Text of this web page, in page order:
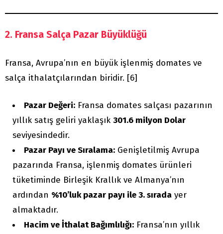
2. Fransa Salça Pazar Büyüklüğü
Fransa, Avrupa’nın en büyük işlenmiş domates ve
salça ithalatçılarından biridir. [6]
Pazar Değeri: Fransa domates salçası pazarının
yıllık satış geliri yaklaşık 301.6 milyon Dolar
seviyesindedir.
Pazar Payı ve Sıralama: Genişletilmiş Avrupa
pazarında Fransa, işlenmiş domates ürünleri
tüketiminde Birleşik Krallık ve Almanya’nın
ardından %10’luk pazar payı ile 3. sırada yer
almaktadır.
Hacim ve İthalat Bağımlılığı: Fransa’nın yıllık